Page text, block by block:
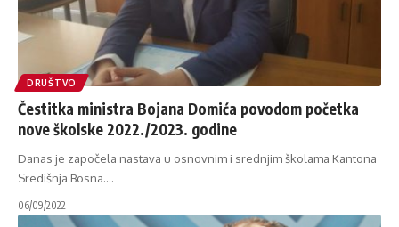
DRUŠTVO
Čestitka ministra Bojana Domića povodom početka
nove školske 2022./2023. godine
Danas je započela nastava u osnovnim i srednjim školama Kantona
Središnja Bosna.…
06/09/2022